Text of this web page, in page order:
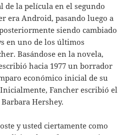
la película en el segundo
era Android, pasando luego a
siendo cambiado
en uno de los últimos
Basándose en la novela,
hacia 1977 un borrador
económico inicial de su
Fancher escribió el
Hershey.
y usted ciertamente como